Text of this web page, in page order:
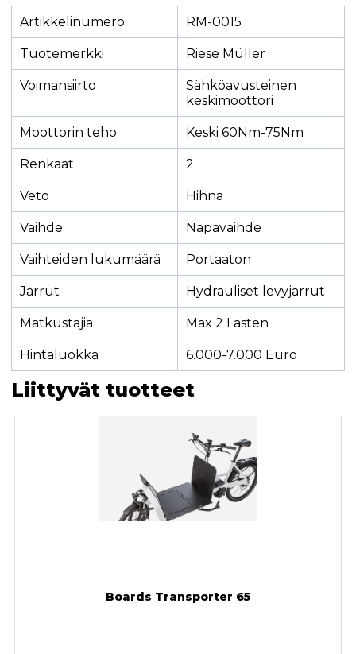
Artikkelinumero RM-0015
Tuotemerkki Riese Müller
Voimansiirto
Sähköavusteinen
keskimoottori
Moottorin teho Keski 60Nm-75Nm
Renkaat 2
Veto Hihna
Vaihde Napavaihde
Vaihteiden lukumäärä Portaaton
Jarrut Hydrauliset levyjarrut
Matkustajia Max 2 Lasten
Hintaluokka 6.000-7.000 Euro
Liittyvät tuotteet
Boards Transporter 65